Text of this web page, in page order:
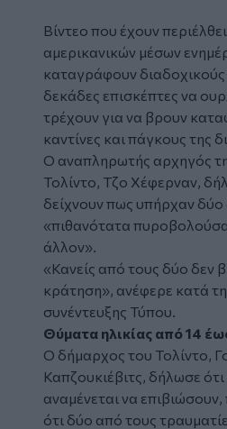
Βίντεο που έχουν
αμερικανικών μέσων
καταγράφουν
δεκάδες επισκέπτες να
τρέχουν για να βρουν
καντίνες και πάγκους της
Ο αναπληρωτής αρχηγός
Τολίντο, Τζο Χέφερναν,
δείχνουν πως υπήρχαν δύο
«πιθανότατα
άλλον».
«Κανείς από τους δύο δεν
κράτηση», ανέφερε κατά
συνέντευξης Τύπου.
Θύματα ηλικίας από 14
Ο δήμαρχος του Τολίντο,
Καπζουκιέβιτς, δήλωσε
αναμένεται να
ότι δύο από τους